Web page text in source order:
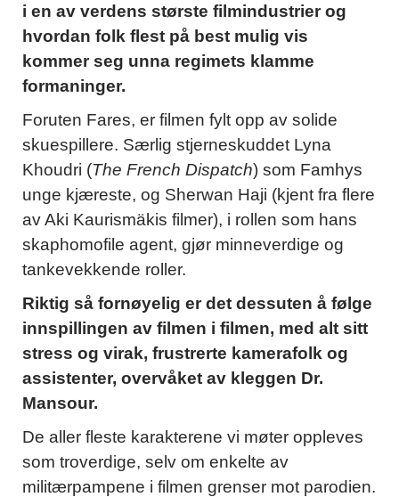
i en av verdens største filmindustrier og
hvordan folk flest på best mulig vis
kommer seg unna regimets klamme
formaninger.
Foruten Fares, er filmen fylt opp av solide
skuespillere. Særlig stjerneskuddet Lyna
Khoudri (The French Dispatch) som Famhys
unge kjæreste, og Sherwan Haji (kjent fra flere
av Aki Kaurismäkis filmer), i rollen som hans
skaphomofile agent, gjør minneverdige og
tankevekkende roller.
Riktig så fornøyelig er det dessuten å følge
innspillingen av filmen i filmen, med alt sitt
stress og virak, frustrerte kamerafolk og
assistenter, overvåket av kleggen Dr.
Mansour.
De aller fleste karakterene vi møter oppleves
som troverdige, selv om enkelte av
militærpampene i filmen grenser mot parodien.